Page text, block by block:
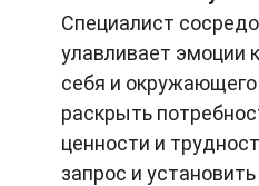
Специалист
улавливает эмоции
себя и
раскрыть
ценности и
запрос и